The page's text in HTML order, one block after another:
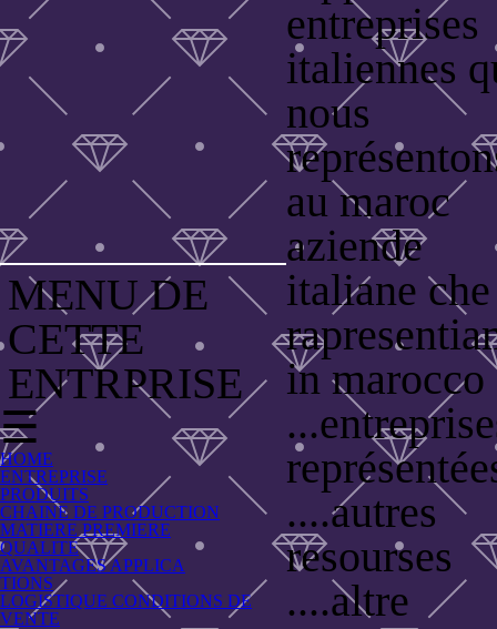
MENU DE
CETTE
ENTRPRISE
☰
HOME
ENTREPRISE
PRODUITS
CHAINE DE PRODUCTION
MATIERE PREMIERE
QUALITE
AVANTAGES APPLICA
TIONS
LOGISTIQUE CONDITIONS DE
VENTE
entreprises
italiennes
nous
au maroc
aziende
italiane che
in marocco
....autres
resourses
....altre